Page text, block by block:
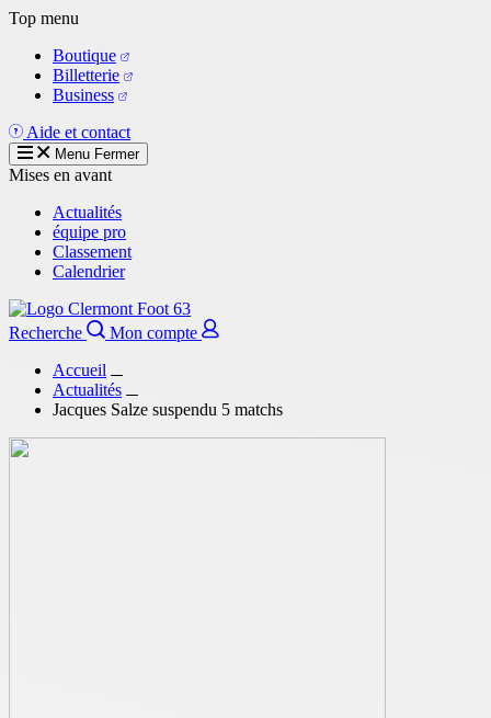
Aller
contenu
principal
Top menu
Boutique
Billetterie
Business
Aide et contact
Menu Fermer
Mises en avant
Actualités
équipe pro
Classement
Calendrier
Recherche
Mon compte
Accueil
Actualités
Jacques Salze suspendu 5 matchs